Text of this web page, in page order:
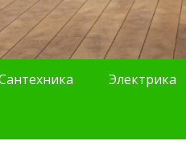
Электрика